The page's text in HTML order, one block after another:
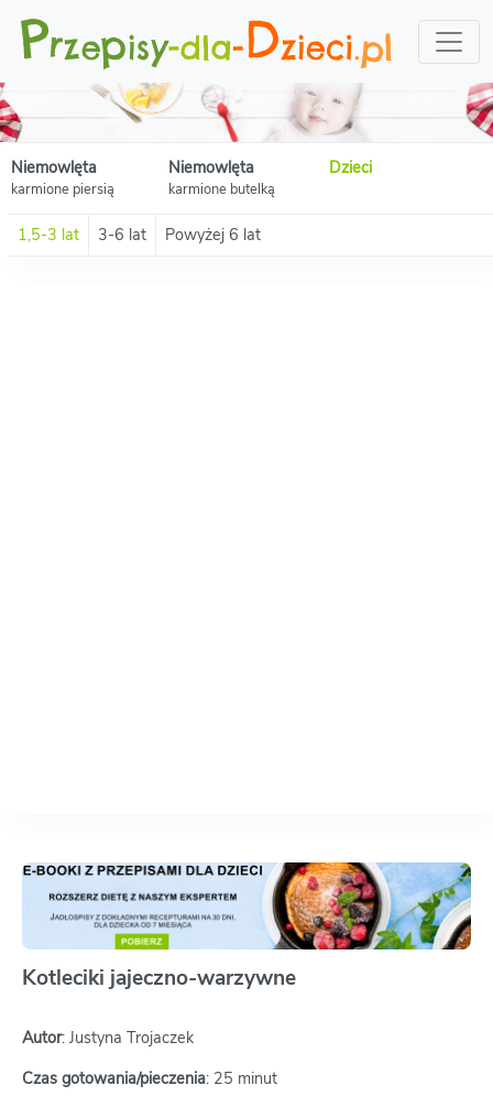
Niemowlęta
karmione piersią
Niemowlęta
karmione butelką
Dzieci
1,5-3 lat 3-6 lat Powyżej 6 lat
Kotleciki jajeczno-warzywne
Autor: Justyna Trojaczek
Czas gotowania/pieczenia: 25 minut